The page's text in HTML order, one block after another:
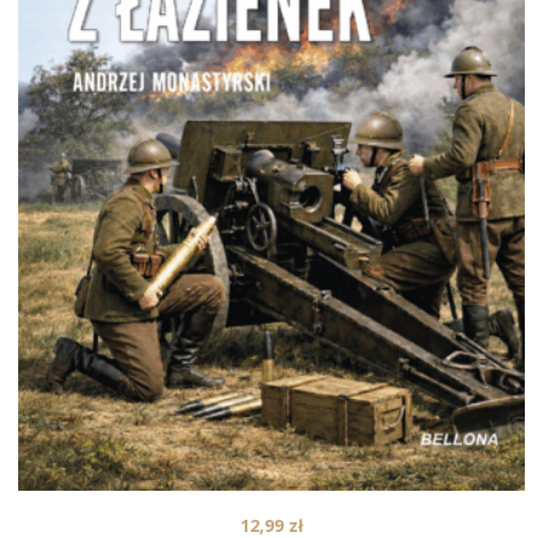
12,99 zł